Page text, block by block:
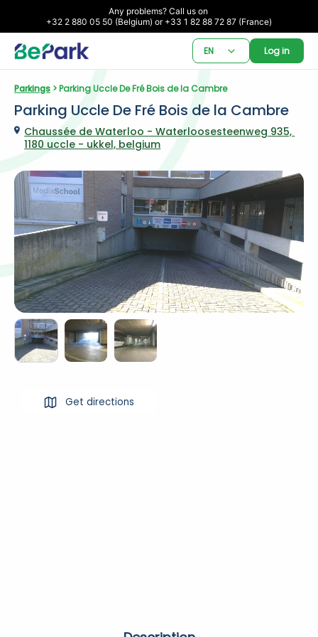
Any problems? Call us on
+32 2 880 05 50 (Belgium) or +33 1 82 88 72 87 (France)
EN Log in
Parkings > Parking Uccle De Fré Bois de la Cambre
Parking Uccle De Fré Bois de la Cambre
Chaussée de Waterloo - Waterloosesteenweg 935,
1180 uccle - ukkel, belgium
Get directions